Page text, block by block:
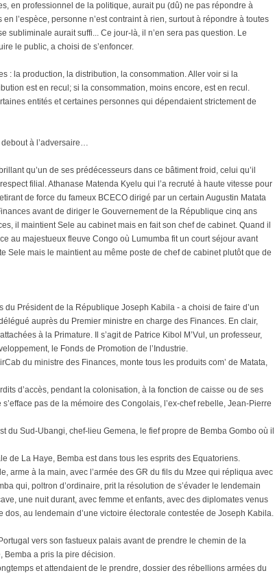
en professionnel de la politique, aurait pu (dû) ne pas répondre à
l’espèce, personne n’est contraint à rien, surtout à répondre à toutes
subliminale aurait suffi... Ce jour-là, il n’en sera pas question. Le
le public, a choisi de s’enfoncer.
: la production, la distribution, la consommation. Aller voir si la
est en recul; si la consommation, moins encore, est en recul.
entités et certaines personnes qui dépendaient strictement de
à l’adversaire…
qu’un de ses prédécesseurs dans ce bâtiment froid, celui qu’il
filial. Athanase Matenda Kyelu qui l’a recruté à haute vitesse pour
de force du fameux BCECO dirigé par un certain Augustin Matata
avant de diriger le Gouvernement de la République cinq ans
il maintient Sele au cabinet mais en fait son chef de cabinet. Quand il
au majestueux fleuve Congo où Lumumba fit un court séjour avant
Sele mais le maintient au même poste de chef de cabinet plutôt que de
du Président de la République Joseph Kabila - a choisi de faire d’un
auprès du Premier ministre en charge des Finances. En clair,
à la Primature. Il s’agit de Patrice Kibol M’Vul, un professeur,
le Fonds de Promotion de l’Industrie.
du ministre des Finances, monte tous les produits com’ de Matata,
d’accès, pendant la colonisation, à la fonction de caisse ou de ses
pas de la mémoire des Congolais, l’ex-chef rebelle, Jean-Pierre
du Sud-Ubangi, chef-lieu Gemena, le fief propre de Bemba Gombo où il
de La Haye, Bemba est dans tous les esprits des Equatoriens.
arme à la main, avec l’armée des GR du fils du Mzee qui répliqua avec
qui, poltron d’ordinaire, prit la résolution de s’évader le lendemain
une nuit durant, avec femme et enfants, avec des diplomates venus
dos, au lendemain d’une victoire électorale contestée de Joseph Kabila.
vers son fastueux palais avant de prendre le chemin de la
Bemba a pris la pire décision.
et attendaient de le prendre, dossier des rébellions armées du